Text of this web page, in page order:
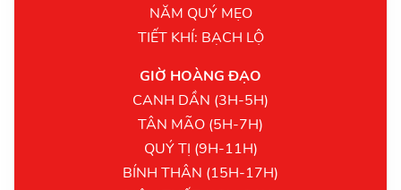
NĂM QUÝ MẸO
TIẾT KHÍ: BẠCH LỘ
GIỜ HOÀNG ĐẠO
CANH DẦN (3H-5H)
TÂN MÃO (5H-7H)
QUÝ TỊ (9H-11H)
BÍNH THÂN (15H-17H)